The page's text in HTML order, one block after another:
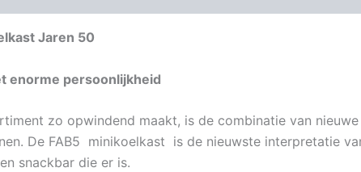
Jaren 50
enorme persoonlijkheid
zo opwindend maakt, is de combinatie van
De FAB5 minikoelkast is de nieuwste interpretatie
snackbar die er is.